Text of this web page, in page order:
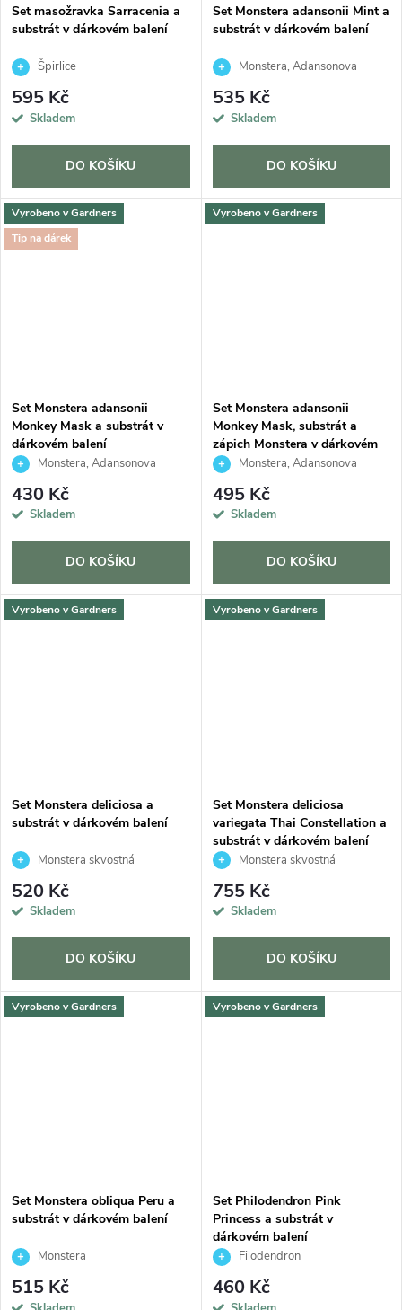
Set masožravka Sarracenia a
substrát v dárkovém balení
Špirlice
595 Kč
Skladem
DO KOŠÍKU
Set Monstera adansonii Mint a
substrát v dárkovém balení
Monstera, Adansonova
monstera, Švýcarský sýr
535 Kč
Skladem
DO KOŠÍKU
Vyrobeno v Gardners
Tip na dárek
Set Monstera adansonii
Monkey Mask a substrát v
dárkovém balení
Monstera, Adansonova
monstera, Švýcarský sýr
430 Kč
Skladem
DO KOŠÍKU
Vyrobeno v Gardners
Set Monstera adansonii
Monkey Mask, substrát a
zápich Monstera v dárkovém
baleníMonstera, Adansonova
monstera, Švýcarský sýr
495 Kč
Skladem
DO KOŠÍKU
Vyrobeno v Gardners
Set Monstera deliciosa a
substrát v dárkovém balení
Monstera skvostná
520 Kč
Skladem
DO KOŠÍKU
Vyrobeno v Gardners
Set Monstera deliciosa
variegata Thai Constellation a
substrát v dárkovém balení
Monstera skvostná
755 Kč
Skladem
DO KOŠÍKU
Vyrobeno v Gardners
Set Monstera obliqua Peru a
substrát v dárkovém balení
Monstera
515 Kč
Vyrobeno v Gardners
Set Philodendron Pink
Princess a substrát v
dárkovém balení
Filodendron
460 Kč